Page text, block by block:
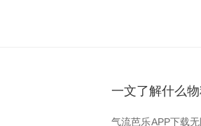
一文了解什么
气流芭乐APP下载